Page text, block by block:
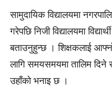
सामुदायिक विद्यालयमा
गरेपछि निजी विद्यालयमा
बताउनुहुन्छ । शिक्षकलाई
लागि समयसमयमा तालिम दिने
उहाँको भनाइ छ ।